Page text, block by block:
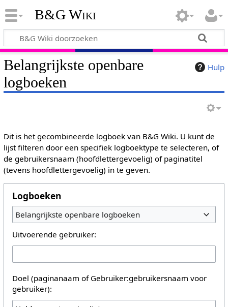
B&G Wiki
Hulp
Belangrijkste openbare
logboeken
Dit is het gecombineerde logboek van B&G Wiki. U kunt de
lijst filteren door een specifiek logboektype te selecteren, of
de gebruikersnaam (hoofdlettergevoelig) of paginatitel
(tevens hoofdlettergevoelig) in te geven.
Logboeken
Belangrijkste openbare logboeken
Uitvoerende gebruiker:
Doel (paginanaam of Gebruiker:gebruikersnaam voor
gebruiker):